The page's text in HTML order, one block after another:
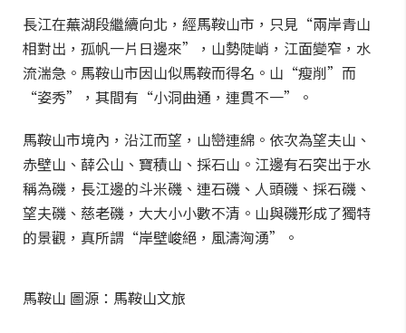
長江在蕪湖段繼續向北，經馬鞍山市，只見“兩岸青山
相對出，孤帆一片日邊來”，山勢陡峭，江面變窄，水
流湍急。馬鞍山市因山似馬鞍而得名。山“瘦削”而
“姿秀”，其間有“小洞曲通，連貫不一”。
馬鞍山市境內，沿江而望，山巒連綿。依次為望夫山、
赤壁山、薛公山、寶積山、採石山。江邊有石突出于水
稱為磯，長江邊的斗米磯、連石磯、人頭磯、採石磯、
望夫磯、慈老磯，大大小小數不清。山與磯形成了獨特
的景觀，真所謂“岸壁峻絕，風濤洶湧”。
馬鞍山 圖源：馬鞍山文旅